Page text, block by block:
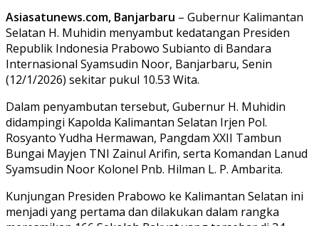
Share
Asiasatunews.com, Banjarbaru – Gubernur Kalimantan
Selatan H. Muhidin menyambut kedatangan Presiden
Republik Indonesia Prabowo Subianto di Bandara
Internasional Syamsudin Noor, Banjarbaru, Senin
(12/1/2026) sekitar pukul 10.53 Wita.
Dalam penyambutan tersebut, Gubernur H. Muhidin
didampingi Kapolda Kalimantan Selatan Irjen Pol.
Rosyanto Yudha Hermawan, Pangdam XXII Tambun
Bungai Mayjen TNI Zainul Arifin, serta Komandan Lanud
Syamsudin Noor Kolonel Pnb. Hilman L. P. Ambarita.
Kunjungan Presiden Prabowo ke Kalimantan Selatan ini
menjadi yang pertama dan dilakukan dalam rangka